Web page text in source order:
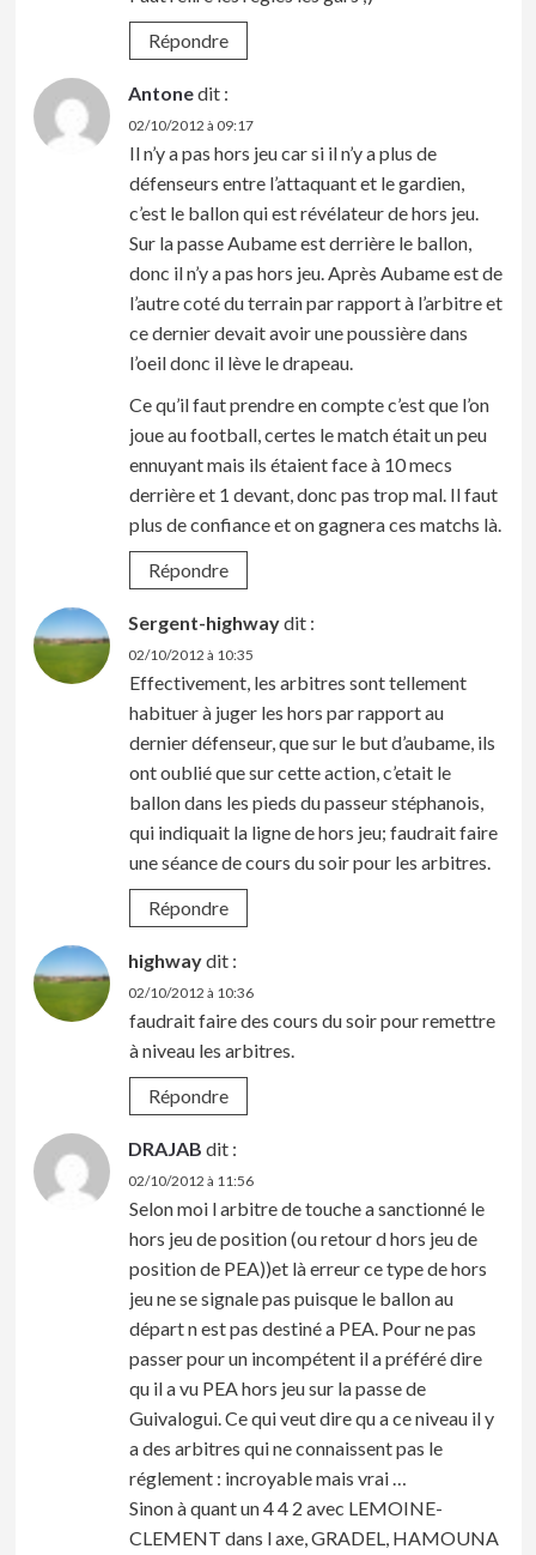
Répondre
Antonedit :
02/10/2012 à 09:17
Il n’y a pas hors jeu car si il n’y a plus de
défenseurs entre l’attaquant et le gardien,
c’est le ballon qui est révélateur de hors jeu.
Sur la passe Aubame est derrière le ballon,
donc il n’y a pas hors jeu. Après Aubame est de
l’autre coté du terrain par rapport à l’arbitre et
ce dernier devait avoir une poussière dans
l’oeil donc il lève le drapeau.
Ce qu’il faut prendre en compte c’est que l’on
joue au football, certes le match était un peu
ennuyant mais ils étaient face à 10 mecs
derrière et 1 devant, donc pas trop mal. Il faut
plus de confiance et on gagnera ces matchs là.
Répondre
Sergent-highwaydit :
02/10/2012 à 10:35
Effectivement, les arbitres sont tellement
habituer à juger les hors par rapport au
dernier défenseur, que sur le but d’aubame, ils
ont oublié que sur cette action, c’etait le
ballon dans les pieds du passeur stéphanois,
qui indiquait la ligne de hors jeu; faudrait faire
une séance de cours du soir pour les arbitres.
Répondre
highwaydit :
02/10/2012 à 10:36
faudrait faire des cours du soir pour remettre
à niveau les arbitres.
Répondre
DRAJAB dit :
02/10/2012 à 11:56
Selon moi l arbitre de touche a sanctionné le
hors jeu de position (ou retour d hors jeu de
position de PEA))et là erreur ce type de hors
jeu ne se signale pas puisque le ballon au
départ n est pas destiné a PEA. Pour ne pas
passer pour un incompétent il a préféré dire
qu il a vu PEA hors jeu sur la passe de
Guivalogui. Ce qui veut dire qu a ce niveau il y
a des arbitres qui ne connaissent pas le
réglement : incroyable mais vrai …
Sinon à quant un 4 4 2 avec LEMOINE-
CLEMENT dans l axe, GRADEL, HAMOUNA